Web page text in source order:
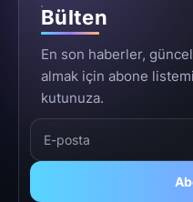
Bülten
En son haberler,
almak için abone
kutunuza.